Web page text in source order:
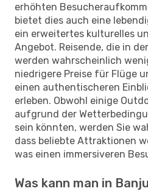
erhöhten
bietet dies auch eine
ein erweitertes kulturelles
Angebot. Reisende, die in
werden wahrscheinlich
niedrigere Preise für Flüge
einen authentischeren
erleben. Obwohl einige
aufgrund der
sein könnten, werden Sie
dass beliebte Attraktionen
was einen immersiveren
Was kann man in